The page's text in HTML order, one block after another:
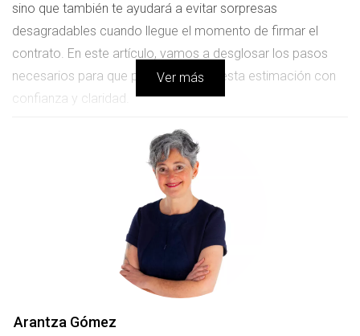
sino que también te ayudará a evitar sorpresas
desagradables cuando llegue el momento de firmar el
contrato. En este artículo, vamos a desglosar los pasos
necesarios para que puedas realizar esta estimación con
confianza y claridad.
CASOS PRÁCTICOS
Para ilustrar mejor cómo calcular tu beneficio neto al
vender una vivienda en Pamplona, exploraremos tres
casos prácticos que reflejan diferentes situaciones que
Caso 1: Venta de un piso en el centro de
Ver más
Arantza Gómez